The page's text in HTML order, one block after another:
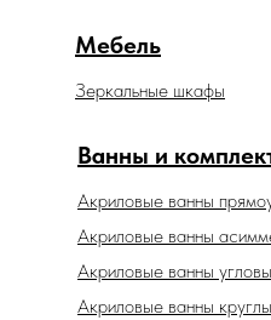
Ванны и
Акриловые ванны
Зеркальные шкафы
Мебель
Акриловые ванны
Акриловые ванны
Акриловые ванны